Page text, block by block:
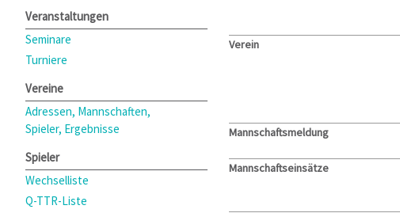
Veranstaltungen
Seminare
Turniere
Vereine
Adressen, Mannschaften,
Spieler, Ergebnisse
Spieler
Wechselliste
Q-TTR-Liste
Verein
Mannschaftsmeldung
Mannschaftseinsätze